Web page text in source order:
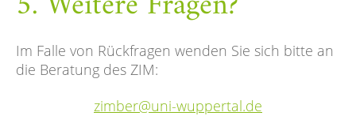
Im Falle von Rückfragen wenden Sie sich bitte an
die Beratung des ZIM:
zimber@uni-wuppertal.de